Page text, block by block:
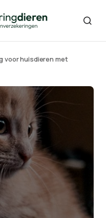
voor huisdieren met